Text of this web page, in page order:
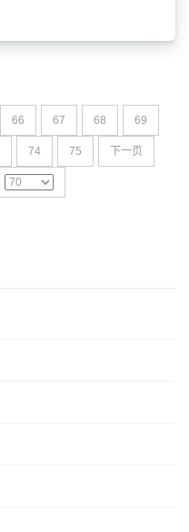
66 67 68 69
74 75 下一页